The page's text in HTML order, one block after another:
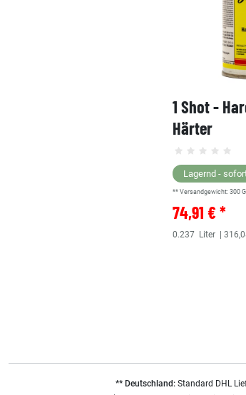
1 Shot -
Härter
Lagernd -
** Versandgewicht: 300
74,91 € *
0.237 Liter |
** Deutschland:Standard DHL